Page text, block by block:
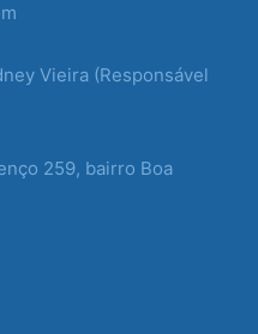
Vieira (Responsável
259, bairro Boa